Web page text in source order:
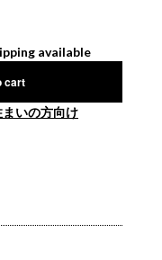
available
cart
いの方向け